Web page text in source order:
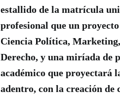
estallido de la matrícula
profesional que un
Ciencia Política,
Derecho, y una miríada de
académico que proyectará
adentro, con la creación de